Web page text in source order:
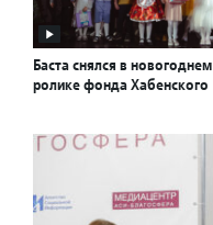
Баста снялся в новогоднем
ролике фонда Хабенского